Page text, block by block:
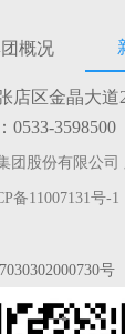
概况
张店区金晶
0533-3598500
团股份有限公司
备11007131号-1
号